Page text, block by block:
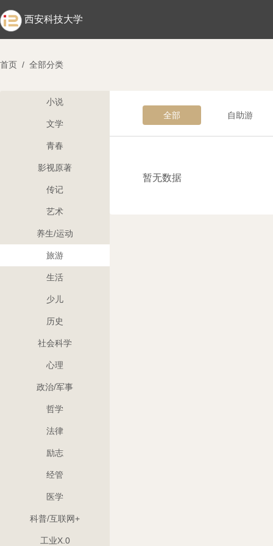
西安科技大学
首页 / 全部分类
小说
文学
青春
影视原著
传记
艺术
养生/运动
旅游
生活
少儿
历史
社会科学
心理
政治/军事
哲学
法律
励志
经管
医学
科普/互联网+
工业X.0
全部 自助游
暂无数据